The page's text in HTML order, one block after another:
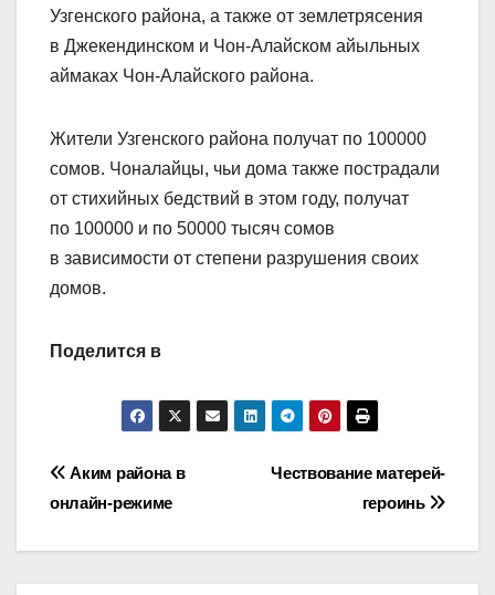
Узгенского района, а также от землетрясения
в Джекендинском и Чон-Алайском айыльных
аймаках Чон-Алайского района.
Жители Узгенского района получат по 100000
сомов. Чоналайцы, чьи дома также пострадали
от стихийных бедствий в этом году, получат
по 100000 и по 50000 тысяч сомов
в зависимости от степени разрушения своих
домов.
Поделится в
Навигация
Чествование матерей-
героинь
Аким района в
онлайн-режиме